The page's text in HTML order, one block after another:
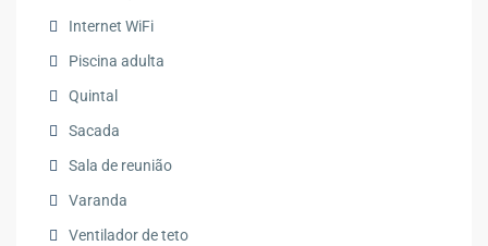
Internet WiFi
Piscina adulta
Quintal
Sacada
Sala de reunião
Varanda
Ventilador de teto